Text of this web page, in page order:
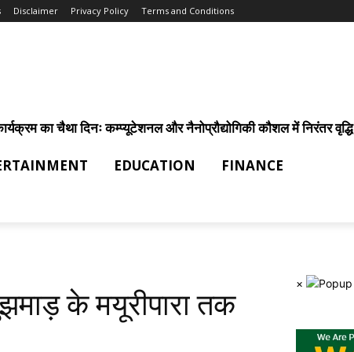
Disclaimer Privacy Policy Terms and Conditions
का चैथा दिनः कम्प्यूटेशनल और नैनोप्रौद्योगिकी कौशल में निरंतर वृद्धि
EDUCATION FINANCE
के मयूरीपारा तक
×